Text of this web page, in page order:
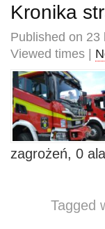
Kronika
Published on 23
Viewed times |
zagrożeń, 0
Tagged